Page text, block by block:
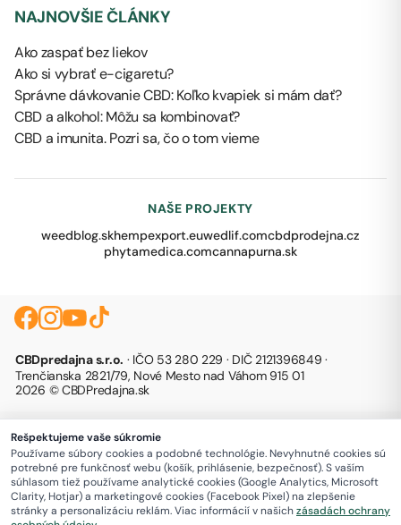
NAJNOVŠIE ČLÁNKY
Ako zaspať bez liekov
Ako si vybrať e-cigaretu?
Správne dávkovanie CBD: Koľko kvapiek si mám dať?
CBD a alkohol: Môžu sa kombinovať?
CBD a imunita. Pozri sa, čo o tom vieme
NAŠE PROJEKTY
weedblog.skhempexport.euwedlif.comcbdprodejna.cz
phytamedica.comcannapurna.sk
CBDpredajna s.r.o. · IČO 53 280 229 · DIČ 2121396849 ·
Trenčianska 2821/79, Nové Mesto nad Váhom 915 01
2026 © CBDPredajna.sk
Rešpektujeme vaše súkromie
Používame súbory cookies a podobné technológie. Nevyhnutné cookies sú
potrebné pre funkčnosť webu (košík, prihlásenie, bezpečnosť). S vaším
súhlasom tiež používame analytické cookies (Google Analytics, Microsoft
Clarity, Hotjar) a marketingové cookies (Facebook Pixel) na zlepšenie
stránky a personalizáciu reklám. Viac informácií v našichzásadách ochrany